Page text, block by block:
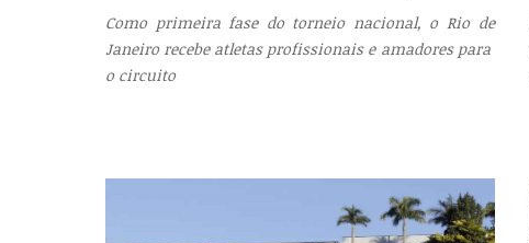
Como primeira fase do torneio nacional, o Rio de
Janeiro recebe atletas profissionais e amadores para
o circuito